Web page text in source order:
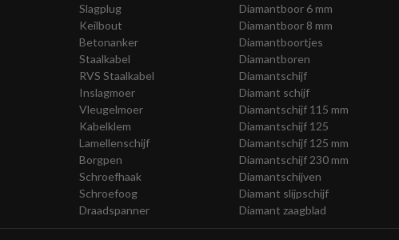
Slagplug
Keilbout
Betonanker
Staalkabel
RVS Staalkabel
Inslagmoer
Vleugelmoer
Kabelklem
Lamellenschijf
Borgpen
Schroefhaak
Schroefoog
Draadspanner
Diamantboor 6 mm
Diamantboor 8 mm
Diamantboortjes
Diamantboren
Diamantschijf
Diamant schijf
Diamantschijf 115 mm
Diamantschijf 125
Diamantschijf 125 mm
Diamantschijf 230 mm
Diamantschijven
Diamant slijpschijf
Diamant zaagblad